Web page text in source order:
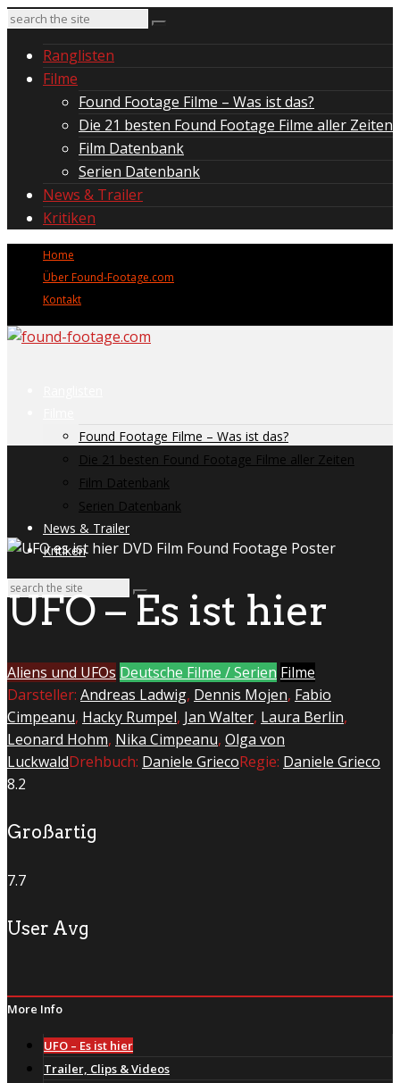
Ranglisten
Filme
Found Footage Filme – Was ist das?
Die 21 besten Found Footage Filme aller Zeiten
Film Datenbank
Serien Datenbank
News & Trailer
Kritiken
Home
Über Found-Footage.com
Kontakt
Found Footage Filme – Was ist das?
Die 21 besten Found Footage Filme aller Zeiten
Film Datenbank
Serien Datenbank
News & Trailer
Kritiken
UFO – Es ist hier
Aliens und UFOs Deutsche Filme / Serien Filme
Darsteller: Andreas Ladwig, Dennis Mojen, Fabio
Cimpeanu, Hacky Rumpel, Jan Walter, Laura Berlin,
Leonard Hohm, Nika Cimpeanu, Olga von
LuckwaldDrehbuch: Daniele GriecoRegie: Daniele Grieco
8.2
Großartig
7.7
User Avg
More Info
UFO – Es ist hier
Trailer, Clips & Videos